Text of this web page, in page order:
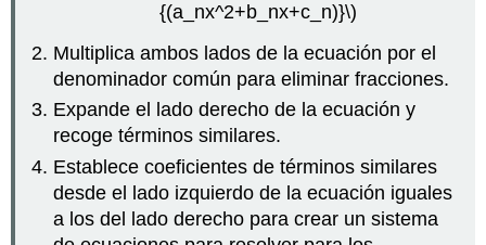
{(a_nx^2+b_nx+c_n)}\)
Multiplica ambos lados de la ecuación por el
denominador común para eliminar fracciones.
Expande el lado derecho de la ecuación y
recoge términos similares.
Establece coeficientes de términos similares
desde el lado izquierdo de la ecuación iguales
a los del lado derecho para crear un sistema